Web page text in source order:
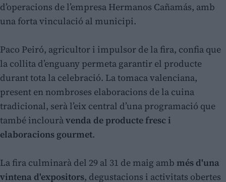
d’operacions de l’empresa Hermanos Cañamás, amb
una forta vinculació al municipi.
Paco Peiró, agricultor i impulsor de la fira, confia que
la collita d’enguany permeta garantir el producte
durant tota la celebració. La tomaca valenciana,
present en nombroses elaboracions de la cuina
tradicional, serà l’eix central d’una programació que
també inclouràvenda de producte fresc i
elaboracions gourmet.
La fira culminarà del 29 al 31 de maig amb més d'una
vintena d'expositors, degustacions i activitats obertes